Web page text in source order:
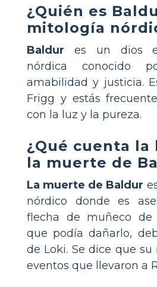
¿Quién es
mitología
Baldur es un dios
nórdica conocido
amabilidad y justicia.
Frigg y estás
con la luz y la pureza.
¿Qué cuenta la
la muerte de
La muerte de Baldur
nórdico donde es
flecha de muñeco de
que podía dañarlo,
de Loki. Se dice que
eventos que llevaron a